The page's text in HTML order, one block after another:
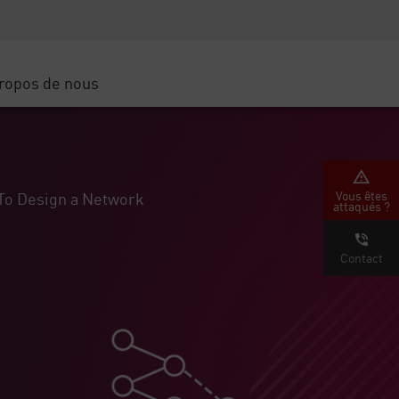
de nous
Design a Network Vous êtes
attaqués ?
Contact